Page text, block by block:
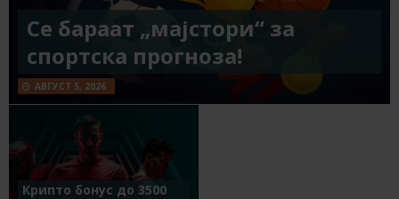
Се бараат „мајстори“ за
спортска прогноза!
АВГУСТ 5, 2026
Крипто бонус до 3500